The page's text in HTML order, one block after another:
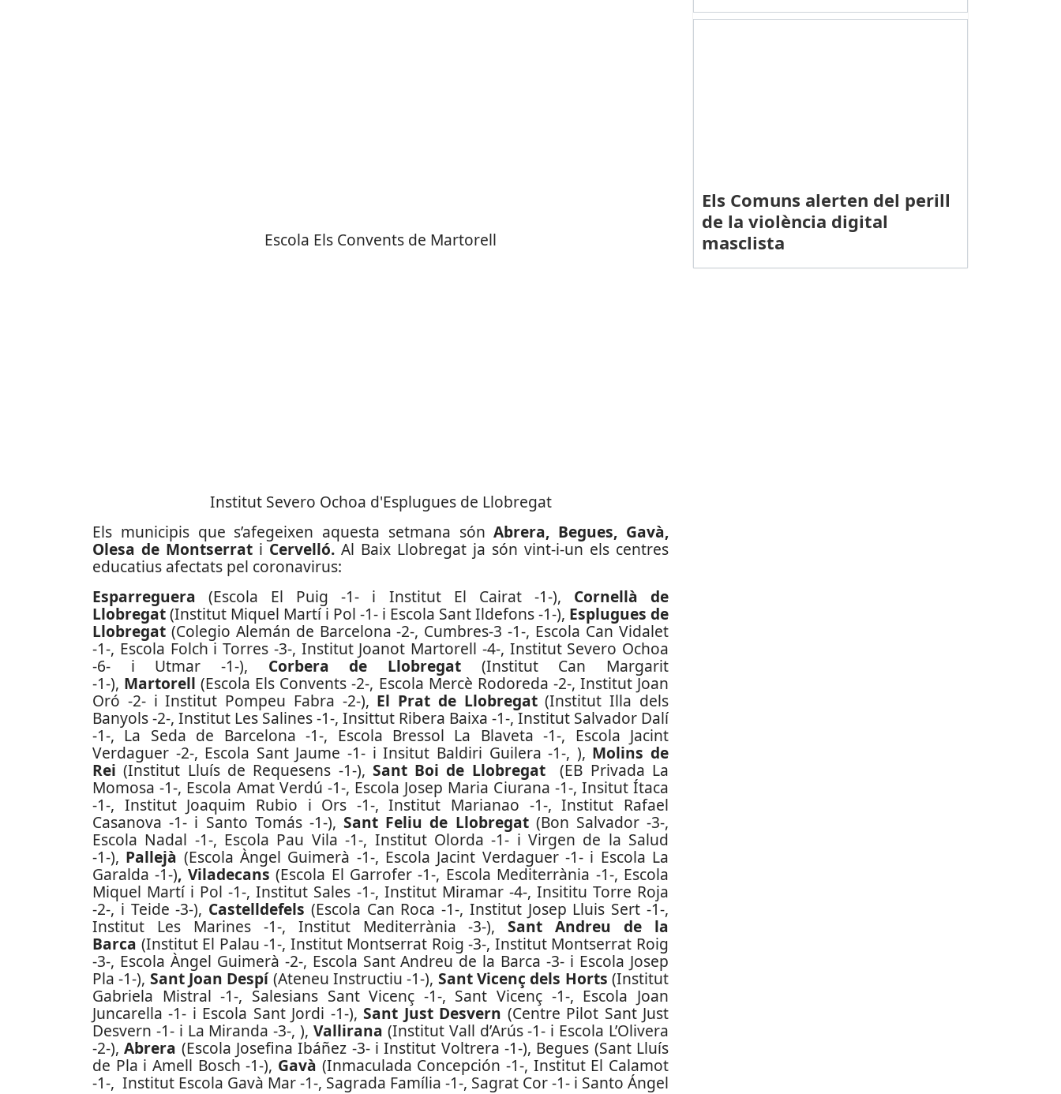
Escola Els Convents de Martorell
Institut Severo Ochoa d'Esplugues de Llobregat
Els municipis que s’afegeixen aquesta setmana sónAbrera, Begues, Gavà,
Olesa de Montserrat i Cervelló. Al Baix Llobregat ja són vint-i-un els centres
educatius afectats pel coronavirus:
Esparreguera (Escola El Puig -1- i Institut El Cairat -1-), Cornellà de
Llobregat(Institut Miquel Martí i Pol -1- i Escola Sant Ildefons -1-), Esplugues de
Llobregat (Colegio Alemán de Barcelona -2-, Cumbres-3 -1-, Escola Can Vidalet
-1-, Escola Folch i Torres -3-, Institut Joanot Martorell -4-, Institut Severo Ochoa
-6- i Utmar -1-), Corbera de Llobregat (Institut Can Margarit
-1-), Martorell (Escola Els Convents -2-, Escola Mercè Rodoreda -2-, Institut Joan
Oró -2- i Institut Pompeu Fabra -2-), El Prat de Llobregat(Institut Illa dels
Banyols -2-, Institut Les Salines -1-, Insittut Ribera Baixa -1-, Institut Salvador Dalí
-1-, La Seda de Barcelona -1-, Escola Bressol La Blaveta -1-, Escola Jacint
Verdaguer -2-, Escola Sant Jaume -1- i Insitut Baldiri Guilera -1-, ), Molins de
Rei (Institut Lluís de Requesens -1-), Sant Boi de Llobregat(EB Privada La
Momosa -1-, Escola Amat Verdú -1-, Escola Josep Maria Ciurana -1-, Insitut Ítaca
-1-, Institut Joaquim Rubio i Ors -1-, Institut Marianao -1-, Institut Rafael
Casanova -1- i Santo Tomás -1-), Sant Feliu de Llobregat(Bon Salvador -3-,
Escola Nadal -1-, Escola Pau Vila -1-, Institut Olorda -1- i Virgen de la Salud
-1-), Pallejà (Escola Àngel Guimerà -1-, Escola Jacint Verdaguer -1- i Escola La
Garalda -1-), Viladecans(Escola El Garrofer -1-, Escola Mediterrània -1-, Escola
Miquel Martí i Pol -1-, Institut Sales -1-, Institut Miramar -4-, Insititu Torre Roja
-2-, i Teide -3-), Castelldefels (Escola Can Roca -1-, Institut Josep Lluis Sert -1-,
Institut Les Marines -1-, Institut Mediterrània -3-),Sant Andreu de la
Barca (Institut El Palau -1-, Institut Montserrat Roig -3-, Institut Montserrat Roig
-3-, Escola Àngel Guimerà -2-, Escola Sant Andreu de la Barca -3- i Escola Josep
Pla -1-), Sant Joan Despí(Ateneu Instructiu -1-), Sant Vicenç dels Horts (Institut
Gabriela Mistral -1-, Salesians Sant Vicenç -1-, Sant Vicenç -1-, Escola Joan
Juncarella -1- i Escola Sant Jordi -1-),Sant Just Desvern (Centre Pilot Sant Just
Desvern -1- i La Miranda -3-, ), Vallirana (Institut Vall d’Arús -1- i Escola L’Olivera
-2-),Abrera (Escola Josefina Ibáñez -3- i Institut Voltrera -1-), Begues (Sant Lluís
de Pla i Amell Bosch -1-), Gavà (Inmaculada Concepción -1-, Institut El Calamot
-1-, Institut Escola Gavà Mar -1-, Sagrada Família -1-, Sagrat Cor -1- i Santo Ángel
Els Comuns alerten del perill
de la violència digital
masclista